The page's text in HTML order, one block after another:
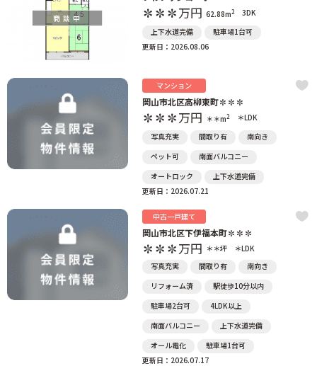
商談中 ✽✽✽万円 62.88m2
3DK
上下水道完備
駐車場1台可
更新日：2026.08.06
マンション
岡山市北区高柳東町✽✽✽
✽✽✽万円 ＊＊m2
＊LDK
写真充実
間取り有
南向き
ペット可
南面バルコニー
オートロック
上下水道完備
更新日：2026.07.21
中古一戸建て
岡山市北区下伊福本町✽✽✽
✽✽✽万円 ＊＊坪
＊LDK
写真充実
間取り有
南向き
リフォーム済
駅徒歩10分以内
駐車場2台可
4LDK以上
南面バルコニー
上下水道完備
オール電化
駐車場1台可
更新日：2026.07.17